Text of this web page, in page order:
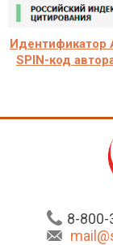
Идентификатор
SPIN-код
8-